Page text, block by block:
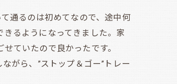
通るのは初めてなので、途中何
るようになってきました。家
ていたので良かったです。
がら、”ストップ＆ゴー”トレー